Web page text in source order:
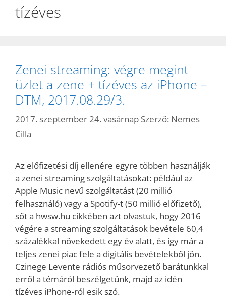
tízéves
Zenei streaming: végre megint
üzlet a zene + tízéves az iPhone –
DTM, 2017.08.29/3.
2017. szeptember 24. vasárnap Szerző: Nemes
Cilla
Az előfizetési díj ellenére egyre többen használják
a zenei streaming szolgáltatásokat: például az
Apple Music nevű szolgáltatást (20 millió
felhasználó) vagy a Spotify-t (50 millió előfizető),
sőt a hwsw.hu cikkében azt olvastuk, hogy 2016
végére a streaming szolgáltatások bevétele 60,4
százalékkal növekedett egy év alatt, és így már a
teljes zenei piac fele a digitális bevételekből jön.
Czinege Levente rádiós műsorvezető barátunkkal
erről a témáról beszélgetünk, majd az idén
tízéves iPhone-ról esik szó.